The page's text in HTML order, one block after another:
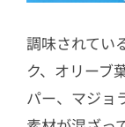
調味されてい
ク、オリーブ
パー、マジョ